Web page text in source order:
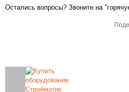
Остались вопросы? Звоните на